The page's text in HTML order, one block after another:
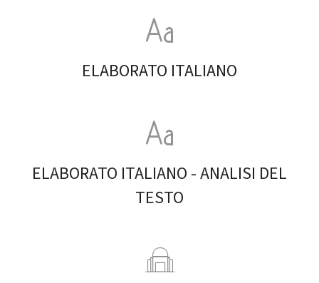
ELABORATO ITALIANO
ELABORATO ITALIANO - ANALISI DEL
TESTO